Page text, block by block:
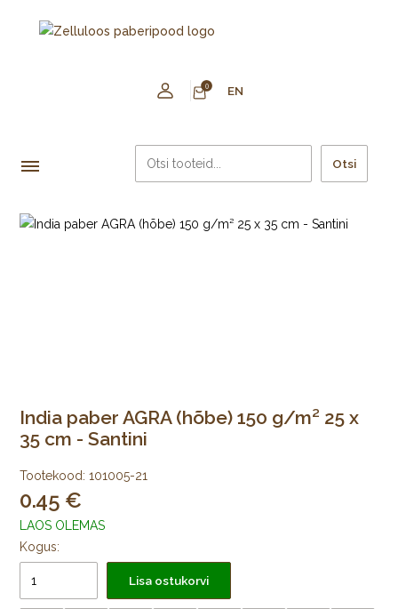
0 EN
Otsi
India paber AGRA (hõbe) 150 g/m² 25 x
35 cm - Santini
Tootekood: 101005-21
0.45
LAOS OLEMAS
Kogus:
Lisa ostukorvi